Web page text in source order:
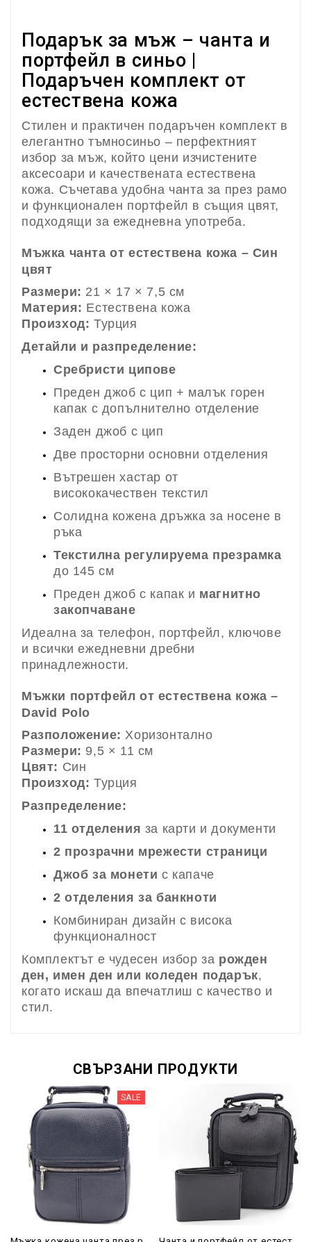
Подарък за мъж – чанта и
портфейл в синьо |
Подаръчен комплект от
естествена кожа
Стилен и практичен подаръчен комплект в
елегантно тъмносиньо – перфектният
избор за мъж, който цени изчистените
аксесоари и качествената естествена
кожа. Съчетава удобна чанта за през рамо
и функционален портфейл в същия цвят,
подходящи за ежедневна употреба.
Мъжка чанта от естествена кожа – Син
цвят
Размери: 21 × 17 × 7,5 см
Материя: Естествена кожа
Произход: Турция
Детайли и разпределение:
Сребристи ципове
Преден джоб с цип + малък горен
капак с допълнително отделение
Заден джоб с цип
Две просторни основни отделения
Вътрешен хастар от
висококачествен текстил
Солидна кожена дръжка за носене в
ръка
Текстилна регулируема презрамка
до 145 см
Преден джоб с капак и магнитно
закопчаване
Идеална за телефон, портфейл, ключове
и всички ежедневни дребни
принадлежности.
Мъжки портфейл от естествена кожа –
David Polo
Разположение: Хоризонтално
Размери: 9,5 × 11 см
Цвят: Син
Произход: Турция
Разпределение:
11 отделения за карти и документи
2 прозрачни мрежести страници
Джоб за монети с капаче
2 отделения за банкноти
Комбиниран дизайн с висока
функционалност
Комплектът е чудесен избор за рожден
ден, имен ден или коледен подарък,
когато искаш да впечатлиш с качество и
стил.
СВЪРЗАНИ ПРОДУКТИ
SALE